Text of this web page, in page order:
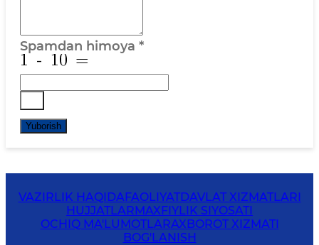
Spamdan himoya *
Yuborish
VAZIRLIK HAQIDAFAOLIYATDAVLAT XIZMATLARI
HUJJATLARMAXFIYLIK SIYOSATI
OCHIQ MA'LUMOTLARAXBOROT XIZMATI
BOG'LANISH